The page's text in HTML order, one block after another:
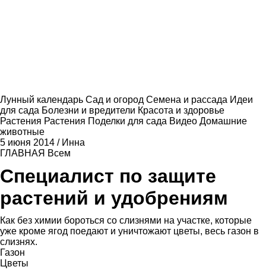
Лунный календарь Сад и огород Семена и рассада Идеи
для сада Болезни и вредители Красота и здоровье
Растения Растения Поделки для сада Видео Домашние
животные
5 июня 2014 / Инна
ГЛАВНАЯ Всем
Специалист по защите
растений и удобрениям
Как без химии бороться со слизнями на участке, которые
уже кроме ягод поедают и уничтожают цветы, весь газон в
слизнях.
Газон
Цветы